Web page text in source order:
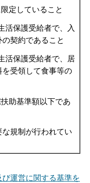
定していること
活保護受給者で、入
契約であること
活保護受給者で、居
受領して食事等の
助基準額以下であ
規制が行われてい
運営に関する基準を